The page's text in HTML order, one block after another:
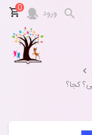
ورود 0
کجا؟